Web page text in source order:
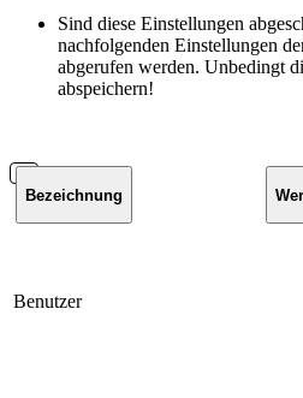
Sind diese Einstellungen
nachfolgenden Einstellungen
abgerufen werden. Unbedingt
abspeichern!
Bezeichnung
Benutzer